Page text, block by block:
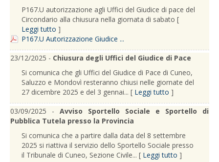
P167.U autorizzazione agli Uffici del Giudice di pace del
Circondario alla chiusura nella giornata di sabato [
Leggi tutto ]
P167.U Autorizzazione Giudice ...
23/12/2025 - Chiusura degli Uffici del Giudice di Pace
Si comunica che gli Uffici del Giudice di Pace di Cuneo,
Saluzzo e Mondovì resteranno chiusi nelle giornate del
27 dicembre 2025 e del 3 gennai... [ Leggi tutto ]
03/09/2025 - Avviso Sportello Sociale e Sportello di
Pubblica Tutela presso la Provincia
Si comunica che a partire dalla data del 8 settembre
2025 si riattiva il servizio dello Sportello Sociale presso
il Tribunale di Cuneo, Sezione Civile... [ Leggi tutto ]